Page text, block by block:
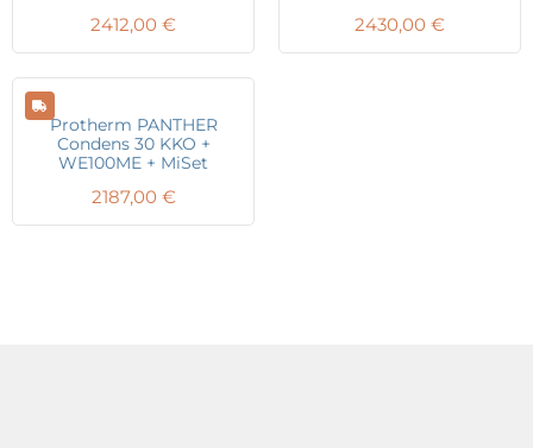
2412,00 € 2430,00 €
Protherm PANTHER
Condens 30 KKO +
WE100ME + MiSet
2187,00 €